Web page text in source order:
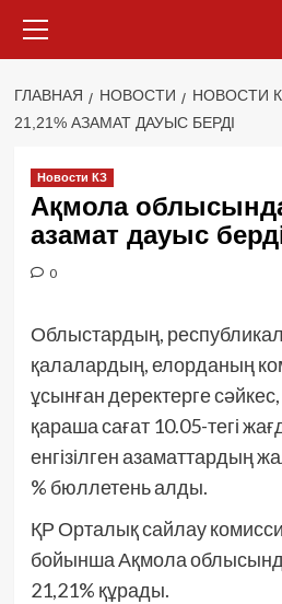
меню
ГЛАВНАЯ НОВОСТИ НОВОСТИ
21,21% АЗАМАТ ДАУЫС БЕРДІ
Новости КЗ
Ақмола
азамат дауыс
0
Облыстардың,
қалалардың, елорданың
ұсынған деректерге
қараша сағат 10.05-тегі
енгізілген азаматтардың
% бюллетень алды.
ҚР Орталық сайлау
бойынша Ақмола
21,21% құрады.